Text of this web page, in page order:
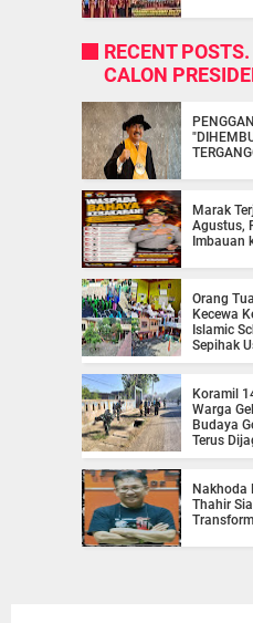
RECENT
CALON
Marak
Agustus,
Imbauan
Orang
Kecewa
Islamic
Sepihak
Koramil
Warga
Budaya
Terus
Nakhoda
Thahir